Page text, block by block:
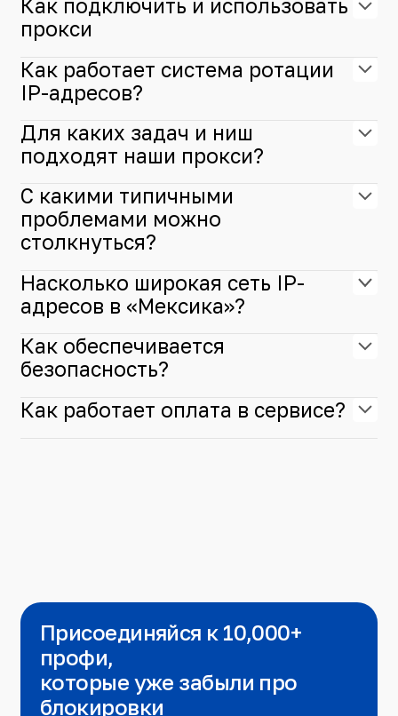
Как подключить и использовать
прокси
Как работает система ротации
IP-адресов?
Для каких задач и ниш
подходят наши прокси?
С какими типичными
проблемами можно
столкнуться?
Насколько широкая сеть IP-
адресов в «Мексика»?
Как обеспечивается
безопасность?
Как работает оплата в сервисе?
Присоединяйся к 10,000+
профи,
которые уже забыли про
блокировки